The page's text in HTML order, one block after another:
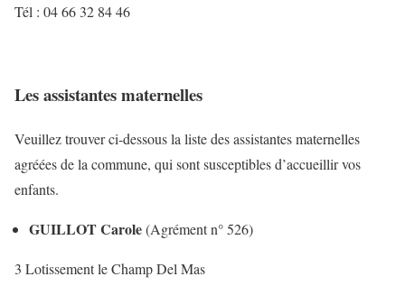
Tél : 04 66 32 84 46
Les assistantes maternelles
Veuillez trouver ci-dessous la liste des assistantes maternelles
agréées de la commune, qui sont susceptibles d’accueillir vos
enfants.
GUILLOT Carole(Agrément n° 526)
3 Lotissement le Champ Del Mas